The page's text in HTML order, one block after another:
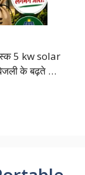
5 kw solar
के बढ़ते …